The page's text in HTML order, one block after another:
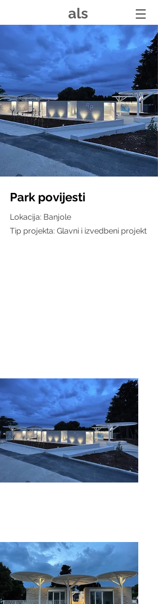
als
Park povijesti
Lokacija: Banjole
Tip projekta: Glavni i izvedbeni projekt